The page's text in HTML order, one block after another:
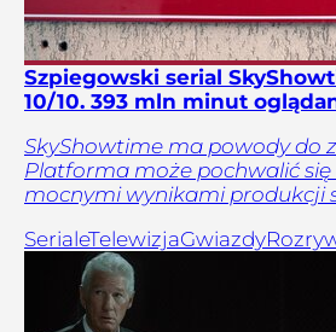
Szpiegowski serial
10/10. 393 mln minut
SkyShowtime ma powody do
Platforma może pochwalić
mocnymi wynikami produkcji
SerialeTelewizjaGwiazdy